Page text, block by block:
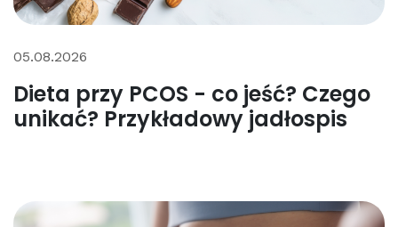
Dieta przy PCOS - co jeść? Czego
unikać? Przykładowy jadłospis
05.08.2026